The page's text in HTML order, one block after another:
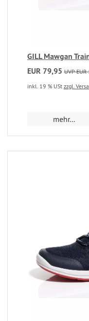
GILL Mawgan
EUR 79,95 UVP
inkl. 19 % USt zzgl.
mehr...